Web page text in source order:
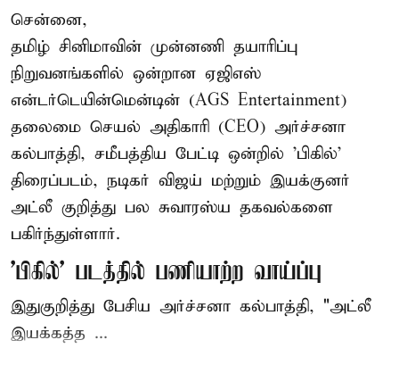
சென்னை,
தமிழ் சினிமாவின் முன்னணி தயாரிப்பு
நிறுவனங்களில் ஒன்றான ஏஜிஎஸ்
என்டர்டெயின்மென்டின் (AGS Entertainment)
தலைமை செயல் அதிகாரி (CEO) அர்ச்சனா
கல்பாத்தி, சமீபத்திய பேட்டி ஒன்றில் 'பிகில்'
திரைப்படம், நடிகர் விஜய் மற்றும் இயக்குனர்
அட்லீ குறித்து பல சுவாரஸ்ய தகவல்களை
பகிர்ந்துள்ளார்.
'பிகில்' படத்தில் பணியாற்ற வாய்ப்பு
இதுகுறித்து பேசிய அர்ச்சனா கல்பாத்தி, "அட்லீ
இயக்கத்த ...